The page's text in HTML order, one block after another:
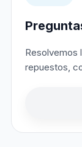
Resolvemos
repuestos,